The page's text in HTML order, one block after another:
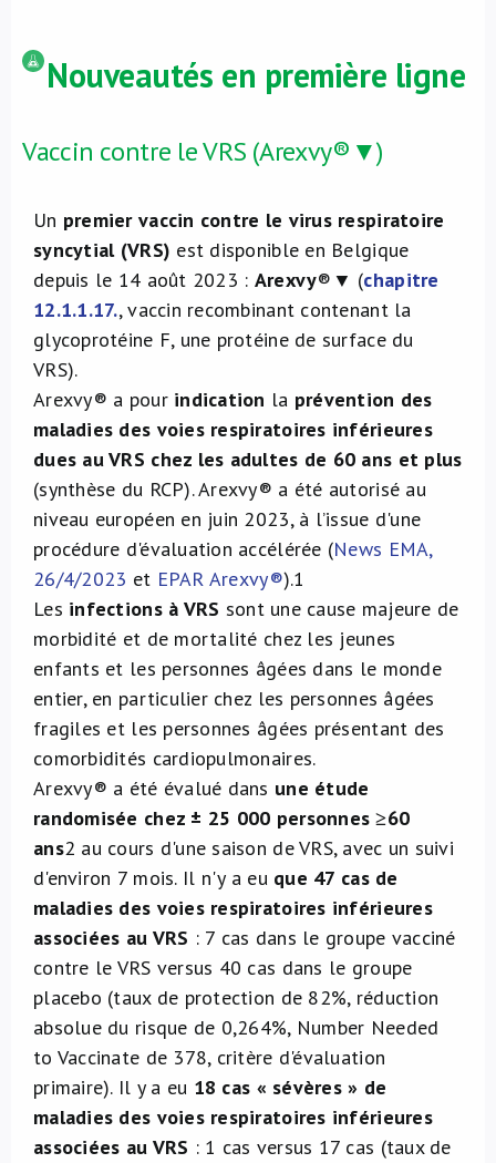
Nouveautés en première ligne
Vaccin contre le VRS (Arexvy®▼)
Un premier vaccin contre le virus respiratoire
syncytial (VRS) est disponible en Belgique
depuis le 14 août 2023 : Arexvy®▼ (chapitre
12.1.1.17., vaccin recombinant contenant la
glycoprotéine F, une protéine de surface du
VRS).
Arexvy® a pour indication la prévention des
maladies des voies respiratoires inférieures
dues au VRS chez les adultes de 60 ans et plus
(synthèse du RCP). Arexvy® a été autorisé au
niveau européen en juin 2023, à l’issue d'une
procédure d'évaluation accélérée (News EMA,
26/4/2023 et EPAR Arexvy®).1
Les infections à VRS sont une cause majeure de
morbidité et de mortalité chez les jeunes
enfants et les personnes âgées dans le monde
entier, en particulier chez les personnes âgées
fragiles et les personnes âgées présentant des
comorbidités cardiopulmonaires.
Arexvy® a été évalué dans une étude
randomisée chez ± 25 000 personnes ≥60
ans2 au cours d'une saison de VRS, avec un suivi
d'environ 7 mois. Il n'y a eu que 47 cas de
maladies des voies respiratoires inférieures
associées au VRS : 7 cas dans le groupe vacciné
contre le VRS versus 40 cas dans le groupe
placebo (taux de protection de 82%, réduction
absolue du risque de 0,264%, Number Needed
to Vaccinate de 378, critère d'évaluation
primaire). Il y a eu 18 cas « sévères » de
maladies des voies respiratoires inférieures
associées au VRS : 1 cas versus 17 cas (taux de